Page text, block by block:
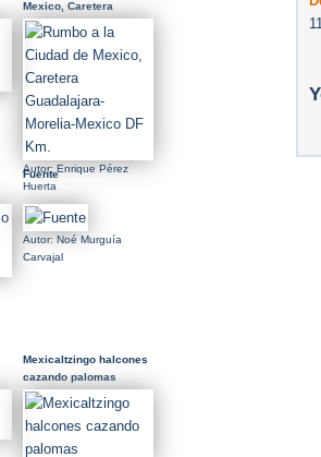
Mexico, Caretera
Guadalajara-Morelia-
Mexico DF Km.
Autor: Enrique Pérez
Huerta
Fuente
Autor: Noé Murguía
Carvajal
Mexicaltzingo halcones
cazando palomas